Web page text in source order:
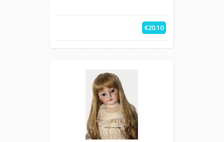
€20.10